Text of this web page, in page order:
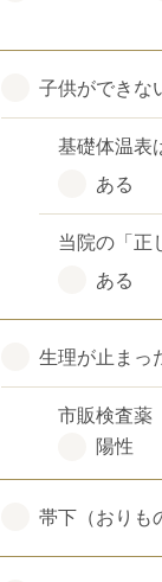
子供ができな
基礎体温表
ある
当院の「正
ある
生理が止まっ
市販検査薬
陽性
帯下（おりも